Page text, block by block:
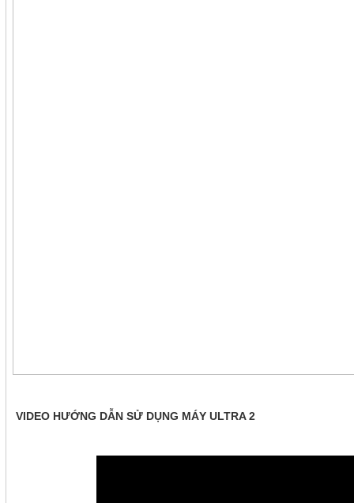
VIDEO HƯỚNG DẪN SỬ DỤNG MÁY ULTRA 2